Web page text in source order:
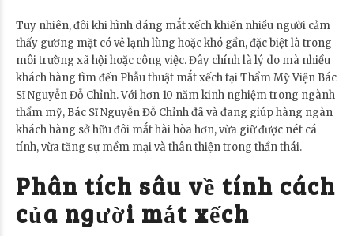
Tuy nhiên, đôi khi hình dáng mắt xếch khiến nhiều người cảm
thấy gương mặt có vẻ lạnh lùng hoặc khó gần, đặc biệt là trong
môi trường xã hội hoặc công việc. Đây chính là lý do mà nhiều
khách hàng tìm đến Phẫu thuật mắt xếch tại Thẩm Mỹ Viện Bác
Sĩ Nguyễn Đỗ Chỉnh. Với hơn 10 năm kinh nghiệm trong ngành
thẩm mỹ, Bác Sĩ Nguyễn Đỗ Chỉnh đã và đang giúp hàng ngàn
khách hàng sở hữu đôi mắt hài hòa hơn, vừa giữ được nét cá
tính, vừa tăng sự mềm mại và thân thiện trong thần thái.
Phân tích sâu về tính cách
của người mắt xếch